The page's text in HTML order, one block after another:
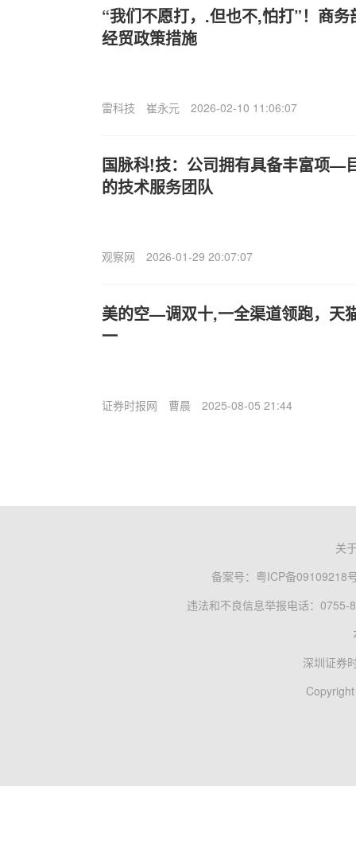
“我们不愿打，.但也不,怕打”！商
经贸政策措施
雷科技 崔永元 2026-02-10 11:06:07
国脉科!技：公司拥有具备丰富项—
的技术服务团队
观察网 2026-01-29 20:07:07
美的空—调双十,一全渠道领跑，天
一
证券时报网 曹晨 2025-08-05 21:44
关
备案号： 粤ICP备09109218
违法和不良信息举报电话：0755-
深圳证券